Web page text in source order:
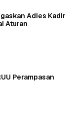
Adies Kadir
Aturan
Perampasan